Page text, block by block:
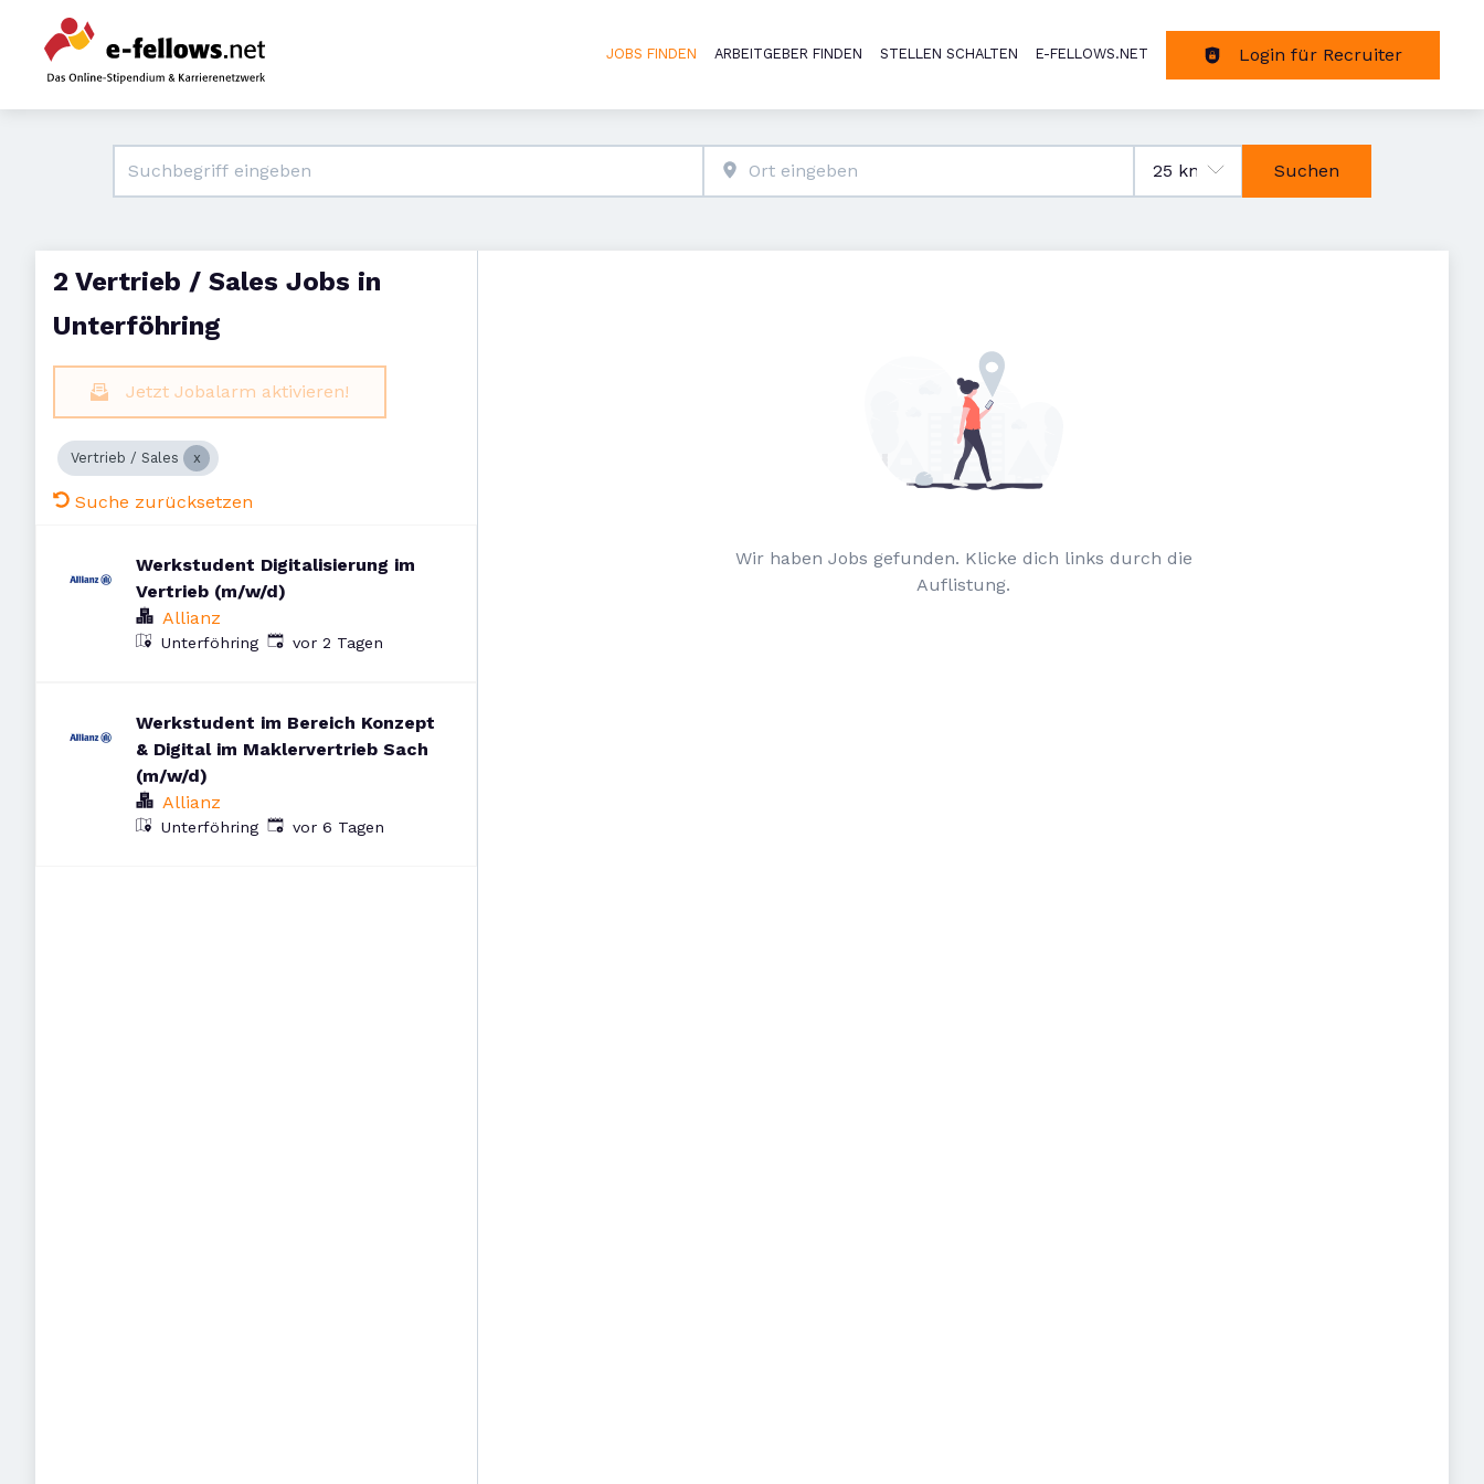
Haupt-Navigation
JOBS FINDEN ARBEITGEBER FINDEN STELLEN SCHALTEN E-FELLOWS.NET Login für Recruiter
Suchen
2 Vertrieb / Sales Jobs in
Unterföhring
Jetzt Jobalarm aktivieren!
Vertrieb / Sales
Suche zurücksetzen
Werkstudent Digitalisierung im
Vertrieb (m/w/d)
Allianz
Unterföhring Veröffentlicht:
vor 2 Tagen
Werkstudent im Bereich Konzept
& Digital im Maklervertrieb Sach
(m/w/d)
Allianz
Unterföhring Veröffentlicht:
vor 6 Tagen
Wir haben Jobs gefunden. Klicke dich links durch die
Auflistung.